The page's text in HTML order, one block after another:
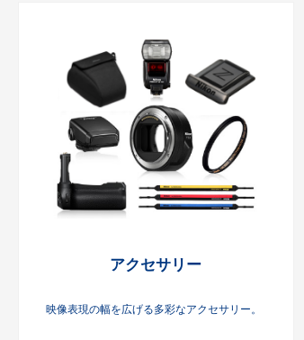
アクセサリー
映像表現の幅を広げる多彩なアクセサリー。